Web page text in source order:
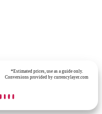
*Estimated prices, use as a guide only.
Conversions provided by currencylayer.com